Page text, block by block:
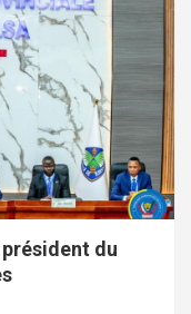
président du